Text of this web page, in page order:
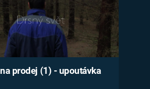
na prodej (1) - upoutávka